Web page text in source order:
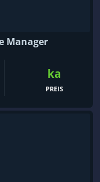
Manager
ka
PREIS